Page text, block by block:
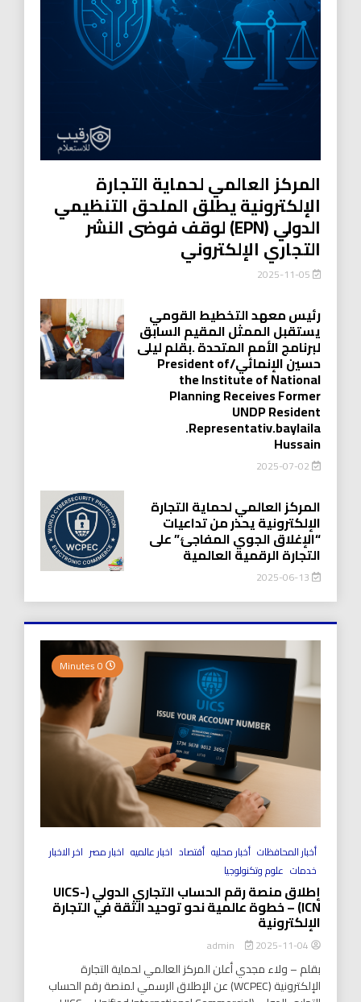
المركز العالمي لحماية التجارة
الإلكترونية يطلق الملحق التنظيمي
الدولي (EPN) لوقف فوضى النشر
التجاري الإلكتروني
رئيس معهد التخطيط القومي
يستقبل الممثل المقيم السابق
لبرنامج الأمم المتحدة .بقلم ليلى
حسين الإنمائي/President of
the Institute of National
Planning Receives Former
UNDP Resident
.Representativ.baylaila
Hussain
2025-07-02
المركز العالمي لحماية التجارة
الإلكترونية يحذر من تداعيات
“الإغلاق الجوي المفاجئ” على
التجارة الرقمية العالمية
2025-06-13
أخبار المحافظات أخبار محليه أقتصاد اخبار عالميه اخبار مصر اخر الاخبار
خدمات علوم وتكنولوجيا
إطلاق منصة رقم الحساب التجاري الدولي (UICS-
ICN) – خطوة عالمية نحو توحيد الثقة في التجارة
الإلكترونية
2025-11-04
بقلم – ولاء مجدي أعلن المركز العالمي لحماية التجارة
الإلكترونية (WCPEC) عن الإطلاق الرسمي لمنصة رقم الحساب